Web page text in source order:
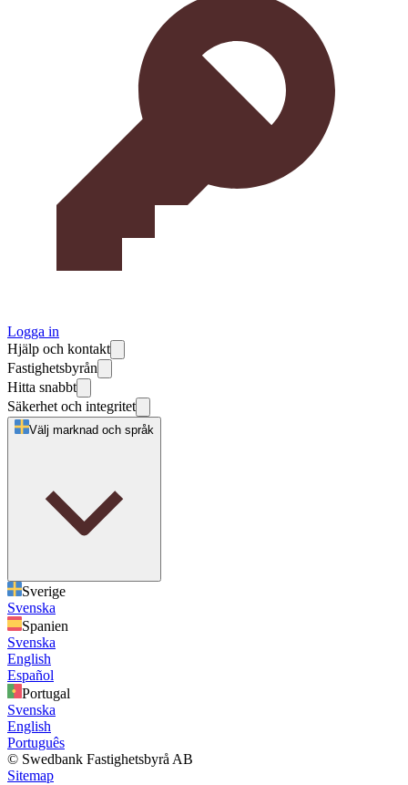
Logga in
Hjälp och kontakt
Fastighetsbyrån
Hitta snabbt
Säkerhet och integritet
Välj marknad och språk
Sverige
Svenska
Spanien
Svenska
English
Español
Portugal
Svenska
English
Português
© Swedbank Fastighetsbyrå AB
Sitemap